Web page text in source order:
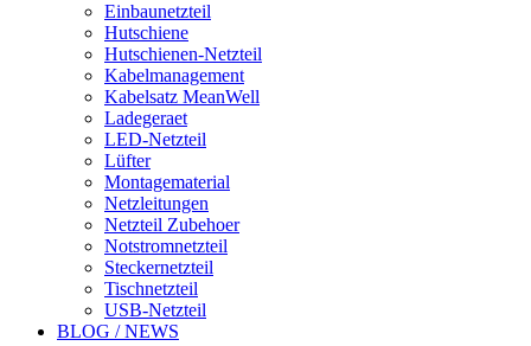
Einbaunetzteil
Hutschiene
Hutschienen-Netzteil
Kabelmanagement
Kabelsatz MeanWell
Ladegeraet
LED-Netzteil
Lüfter
Montagematerial
Netzleitungen
Netzteil Zubehoer
Notstromnetzteil
Steckernetzteil
Tischnetzteil
USB-Netzteil
BLOG / NEWS